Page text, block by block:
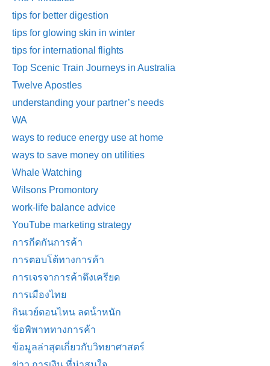
tips for better digestion
tips for glowing skin in winter
tips for international flights
Top Scenic Train Journeys in Australia
Twelve Apostles
understanding your partner’s needs
WA
ways to reduce energy use at home
ways to save money on utilities
Whale Watching
Wilsons Promontory
work-life balance advice
YouTube marketing strategy
การกีดกันการค้า
การตอบโต้ทางการค้า
การเจรจาการค้าตึงเครียด
การเมืองไทย
กินเวย์ตอนไหน ลดน้ําหนัก
ข้อพิพาททางการค้า
ข้อมูลล่าสุดเกี่ยวกับวิทยาศาสตร์